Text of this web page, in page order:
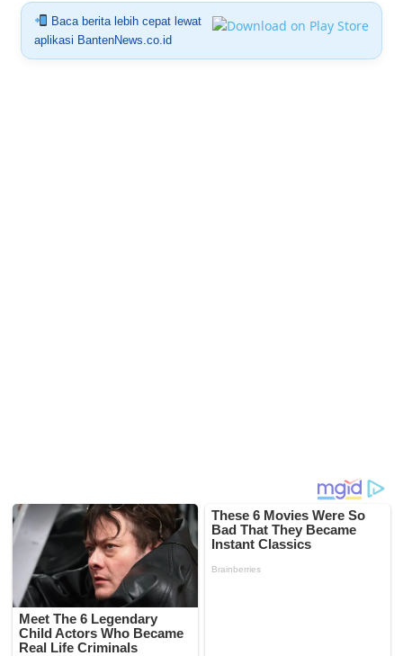
Baca berita lebih cepat lewat
aplikasi BantenNews.co.id